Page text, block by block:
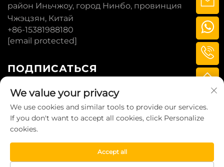
район Иньчжоу, город Нинбо, провинция
Чжэцзян, Китай
+86-15381988180
[email protected]
ПОДПИСАТЬСЯ
ПОЛИТИКА КОНФИДЕНЦИАЛЬНОСТИ
We value your privacy
We use cookies and similar tools to provide our services.
If you don't want to accept all cookies, click Personalize
cookies.
Accept all